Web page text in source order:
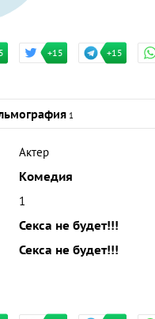
+15 +15
1
Актер
Комедия
1
Секса не будет!!!
Секса не будет!!!